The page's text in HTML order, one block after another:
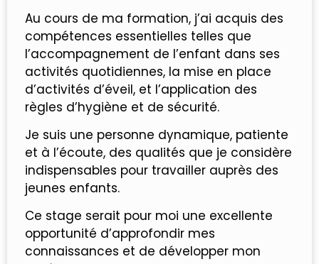
Au cours de ma formation, j’ai acquis des
compétences essentielles telles que
l’accompagnement de l’enfant dans ses
activités quotidiennes, la mise en place
d’activités d’éveil, et l’application des
règles d’hygiène et de sécurité.
Je suis une personne dynamique, patiente
et à l’écoute, des qualités que je considère
indispensables pour travailler auprès des
jeunes enfants.
Ce stage serait pour moi une excellente
opportunité d’approfondir mes
connaissances et de développer mon